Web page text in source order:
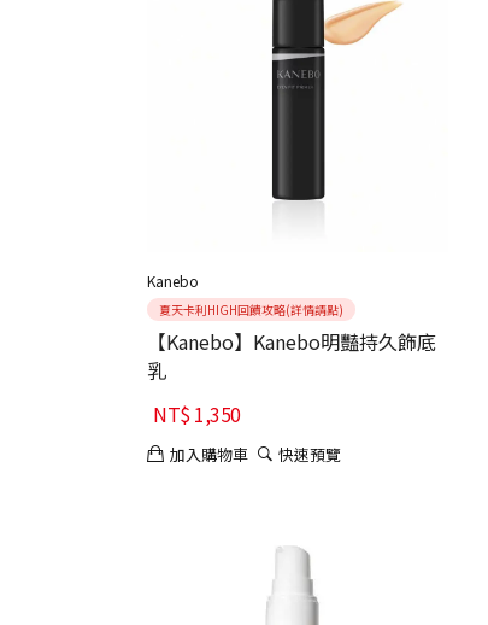
Kanebo
夏天卡利HIGH回饋攻略(詳情請點)
【Kanebo】Kanebo明豔持久飾底
乳
NT$1,350
加入購物車 快速預覽